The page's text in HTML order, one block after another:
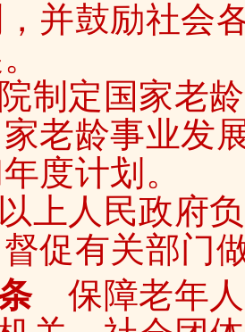
并鼓励社会
制定国家老
老龄事业发
度计划。
上人民政府
促有关部门
保障老年人